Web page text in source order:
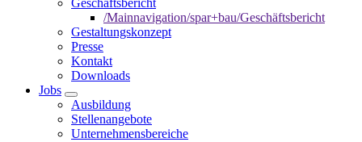
Geschäftsbericht
/Mainnavigation/spar+bau/Geschäftsbericht
Gestaltungskonzept
Presse
Kontakt
Downloads
Jobs
Ausbildung
Stellenangebote
Unternehmensbereiche